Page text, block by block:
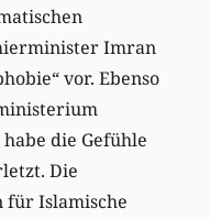
Imran
vor. Ebenso
die Gefühle
Die
für Islamische